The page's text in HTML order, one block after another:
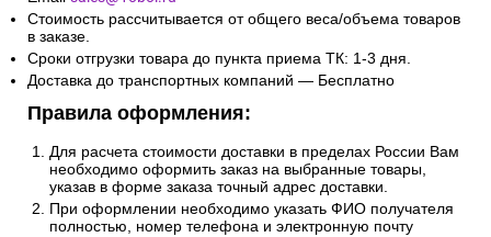
Стоимость рассчитывается от общего веса/объема товаров
в заказе.
Сроки отгрузки товара до пункта приема ТК: 1-3 дня.
Доставка до транспортных компаний — Бесплатно
Правила оформления:
Для расчета стоимости доставки в пределах России Вам
необходимо оформить заказ на выбранные товары,
указав в форме заказа точный адрес доставки.
При оформлении необходимо указать ФИО получателя
полностью, номер телефона и электронную почту